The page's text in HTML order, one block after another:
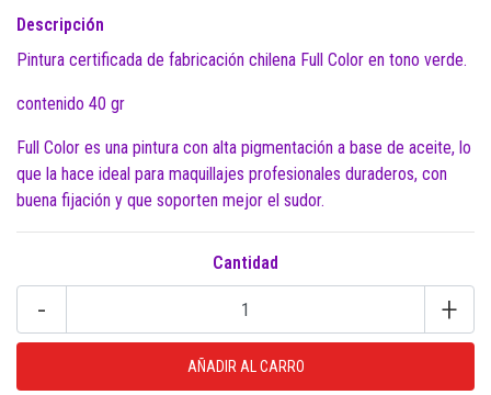
Descripción
Pintura certificada de fabricación chilena Full Color en tono verde.
contenido 40 gr
Full Color es una pintura con alta pigmentación a base de aceite, lo
que la hace ideal para maquillajes profesionales duraderos, con
buena fijación y que soporten mejor el sudor.
Cantidad
- +